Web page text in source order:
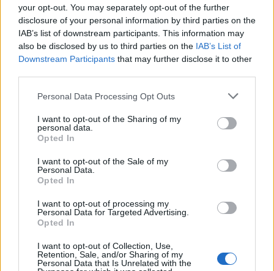
your opt-out. You may separately opt-out of the further
disclosure of your personal information by third parties on the
IAB’s list of downstream participants. This information may
also be disclosed by us to third parties on the IAB’s List of
Downstream Participants that may further disclose it to other
Personal Data Processing Opt Outs
I want to opt-out of the Sharing of my
personal data.
Opted In
I want to opt-out of the Sale of my
Personal Data.
Opted In
I want to opt-out of processing my
Personal Data for Targeted Advertising.
Opted In
I want to opt-out of Collection, Use,
Retention, Sale, and/or Sharing of my
Personal Data that Is Unrelated with the
Kismértékben csökkentette előzetes előrejelzéseit a
Goldman Sachs az amerikai szoftveripari óriás, Microsoft
jövőbeli árbevételére és nyereségességére nézve. A
bevételek előzetesen prognosztizáltnál alacsonyabb értéke
elsősorban a számítógép eladások csökkenésének
tudhatók be, ami nem csak az OEM szoftvereladásokat,
KEDVES OLVASÓNK!
A keresett cikk a portfolio.hu hírarchívumához
tartozik, melynek olvasása előfizetéses
regisztrációhoz kötött.
Az előfizetés a következőket tartalmazza:
Kötéslisták: BÉT elmúlt 2 év napon belüli
kötéslistái